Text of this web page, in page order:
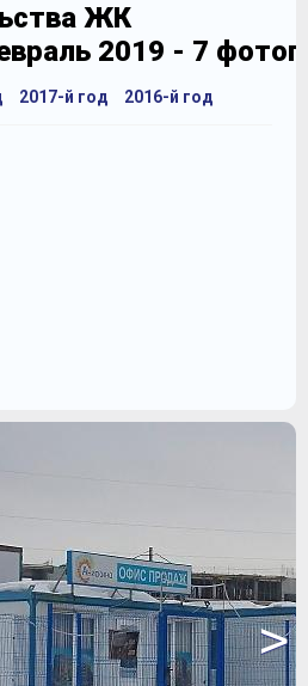
ЖК
2019 - 7
2017-й год 2016-й год
>